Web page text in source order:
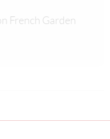
French Garden